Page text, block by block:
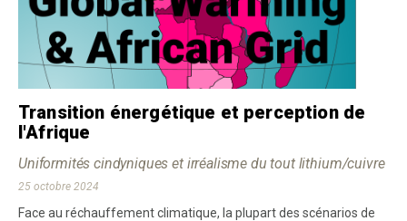
Transition énergétique et perception de
l'Afrique
Uniformités cindyniques et irréalisme du tout lithium/cuivre
25 octobre 2024
Face au réchauffement climatique, la plupart des scénarios de